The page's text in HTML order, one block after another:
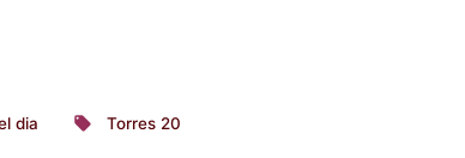
dia
Etiquetas:
Torres 20